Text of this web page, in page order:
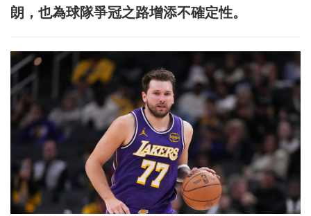
朗，也為球隊爭冠之路增添不確定性。